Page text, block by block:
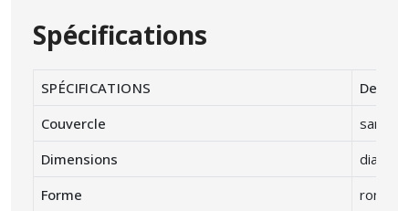
Spécifications
SPÉCIFICATIONS
Couvercle
sans
Dimensions
Forme
rond